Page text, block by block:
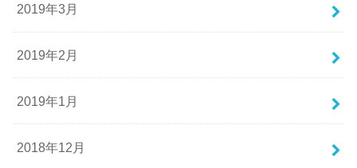
2019年3月
2019年2月
2019年1月
2018年12月